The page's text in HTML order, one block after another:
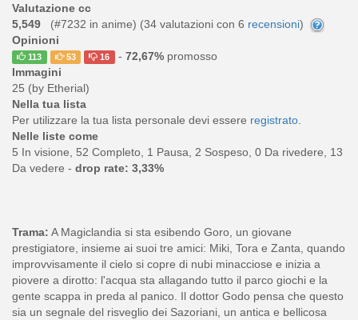
Valutazione cc
5,549
(#7232 in anime) (34 valutazioni con 6 recensioni)
Opinioni
113 53 16 - 72,67%promosso
Immagini
25 (by Etherial)
Nella tua lista
Per utilizzare la tua lista personale devi essere registrato.
Nelle liste come
5 In visione, 52 Completo, 1 Pausa, 2 Sospeso, 0 Da rivedere, 13
Da vedere - drop rate: 3,33%
Trama: A Magiclandia si sta esibendo Goro, un giovane
prestigiatore, insieme ai suoi tre amici: Miki, Tora e Zanta, quando
improvvisamente il cielo si copre di nubi minacciose e inizia a
piovere a dirotto: l'acqua sta allagando tutto il parco giochi e la
gente scappa in preda al panico. Il dottor Godo pensa che questo
sia un segnale del risveglio dei Sazoriani, un antica e bellicosa